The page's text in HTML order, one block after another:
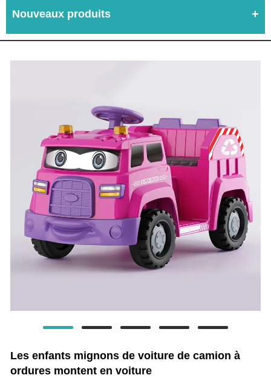
Nouveaux produits
Les enfants mignons de voiture de camion à
ordures montent en voiture